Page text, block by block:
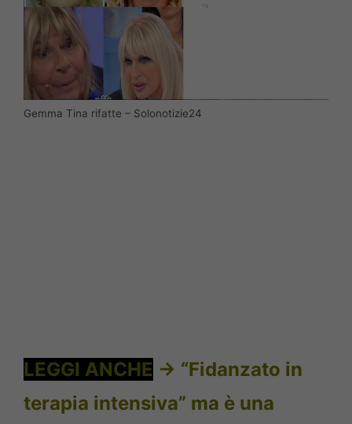
Gemma Tina rifatte – Solonotizie24
LEGGI ANCHE -> “Fidanzato in
terapia intensiva” ma è una